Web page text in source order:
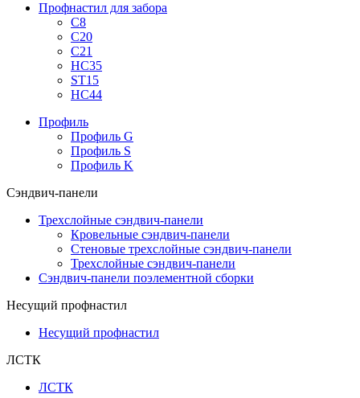
Профнастил для забора
С8
С20
С21
НС35
ST15
НС44
Профиль
Профиль G
Профиль S
Профиль K
Сэндвич-панели
Трехслойные сэндвич-панели
Кровельные сэндвич-панели
Стеновые трехслойные сэндвич-панели
Трехслойные сэндвич-панели
Сэндвич-панели поэлементной сборки
Несущий профнастил
Несущий профнастил
ЛСТК
ЛСТК